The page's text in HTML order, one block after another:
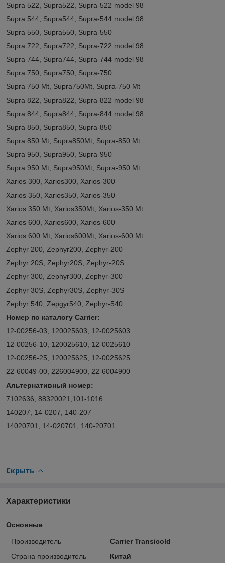
Supra 522, Supra522, Supra-522 model 98
Supra 544, Supra544, Supra-544 model 98
Supra 550, Supra550, Supra-550
Supra 722, Supra722, Supra-722 model 98
Supra 744, Supra744, Supra-744 model 98
Supra 750, Supra750, Supra-750
Supra 750 Mt, Supra750Mt, Supra-750 Mt
Supra 822, Supra822, Supra-822 model 98
Supra 844, Supra844, Supra-844 model 98
Supra 850, Supra850, Supra-850
Supra 850 Mt, Supra850Mt, Supra-850 Mt
Supra 950, Supra950, Supra-950
Supra 950 Mt, Supra950Mt, Supra-950 Mt
Xarios 300, Xarios300, Xarios-300
Xarios 350, Xarios350, Xarios-350
Xarios 350 Mt, Xarios350Mt, Xarios-350 Mt
Xarios 600, Xarios600, Xarios-600
Xarios 600 Mt, Xarios600Mt, Xarios-600 Mt
Zephyr 200, Zephyr200, Zephyr-200
Zephyr 20S, Zephyr20S, Zephyr-20S
Zephyr 300, Zephyr300, Zephyr-300
Zephyr 30S, Zephyr30S, Zephyr-30S
Zephyr 540, Zepgyr540, Zephyr-540
Номер по каталогу Carrier:
12-00256-03, 120025603, 12-0025603
12-00256-10, 120025610, 12-0025610
12-00256-25, 120025625, 12-0025625
22-60049-00, 226004900, 22-6004900
Альтернативный номер:
7102636, 88320021,101-1016
140207, 14-0207, 140-207
14020701, 14-020701, 140-20701
Скрыть
Характеристики
Основные
Производитель
Carrier Transicold
Страна производитель
Китай